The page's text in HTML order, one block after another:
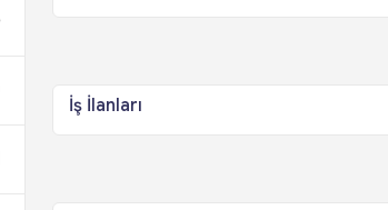
İş İlanları